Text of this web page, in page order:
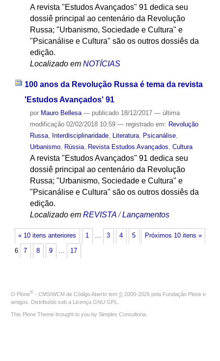
A revista "Estudos Avançados" 91 dedica seu
dossiê principal ao centenário da Revolução
Russa; "Urbanismo, Sociedade e Cultura" e
"Psicanálise e Cultura" são os outros dossiês da
edição.
Localizado em NOTÍCIAS
100 anos da Revolução Russa é tema da revista
'Estudos Avançados' 91
por Mauro Bellesa — publicado18/12/2017 — última
modificação02/02/2018 10:59 — registrado em: Revolução
Russa, Interdisciplinaridade, Literatura, Psicanálise,
Urbanismo, Rússia, Revista Estudos Avançados, Cultura
A revista "Estudos Avançados" 91 dedica seu
dossiê principal ao centenário da Revolução
Russa; "Urbanismo, Sociedade e Cultura" e
"Psicanálise e Cultura" são os outros dossiês da
edição.
Localizado em REVISTA /Lançamentos
« 10 itens anteriores Próximos 10 itens »
1 … 3 4 5
6 7 8 9 … 17
O Plone® - CMS/WCM de Código Aberto tem © 2000-2026 pela Fundação Plone e
amigos. Distribuído sob a Licença GNU GPL
This Plone Theme brought to you by Simples Consultoria